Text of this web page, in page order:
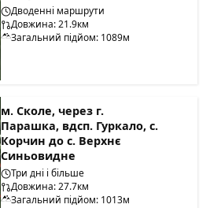
Дводенні маршрути
Довжина: 21.9км
Загальний підйом: 1089м
м. Сколе, через г.
Парашка, вдсп. Гуркало, с.
Корчин до с. Верхнє
Синьовидне
Три дні і більше
Довжина: 27.7км
Загальний підйом: 1013м